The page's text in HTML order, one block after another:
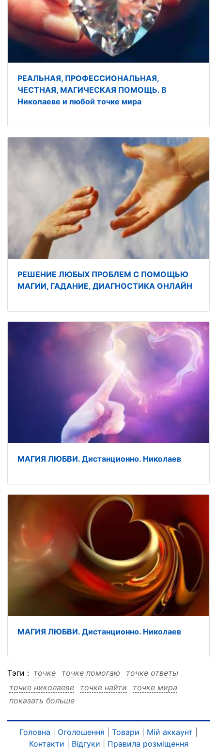
РЕАЛЬНАЯ, ПРОФЕССИОНАЛЬНАЯ,
ЧЕСТНАЯ, МАГИЧЕСКАЯ ПОМОЩЬ. В
Николаеве и любой точке мира
РЕШЕНИЕ ЛЮБЫХ ПРОБЛЕМ С ПОМОЩЬЮ
МАГИИ, ГАДАНИЕ, ДИАГНОСТИКА ОНЛАЙН
МАГИЯ ЛЮБВИ. Дистанционно. Николаев
МАГИЯ ЛЮБВИ. Дистанционно. Николаев
Тэги : точке точке помогаю
точке ответы
точке николаеве
точке найти
точке мира
точке любой точке дистанционно
точке дистанционно ответы
точке дистанционно николаеве
показать больше
Головна Оголошення Товари Мій аккаунт
Контакти
Відгуки Правила розміщення